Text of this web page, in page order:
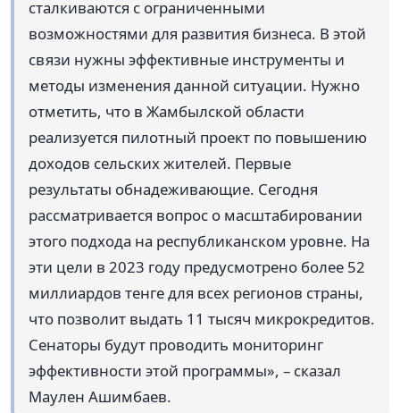
сталкиваются с ограниченными
возможностями для развития бизнеса. В этой
связи нужны эффективные инструменты и
методы изменения данной ситуации. Нужно
отметить, что в Жамбылской области
реализуется пилотный проект по повышению
доходов сельских жителей. Первые
результаты обнадеживающие. Сегодня
рассматривается вопрос о масштабировании
этого подхода на республиканском уровне. На
эти цели в 2023 году предусмотрено более 52
миллиардов тенге для всех регионов страны,
что позволит выдать 11 тысяч микрокредитов.
Сенаторы будут проводить мониторинг
эффективности этой программы», – сказал
Маулен Ашимбаев.